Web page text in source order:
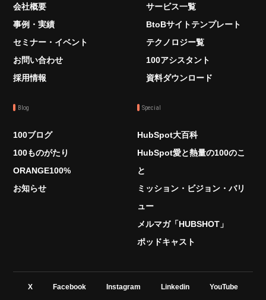
会社概要
事例・実績
セミナー・イベント
お問い合わせ
採用情報
サービス一覧
BtoBサイトテンプレート
テクノロジー覧
100アシスタント
資料ダウンロード
Blog
100ブログ
100ものがたり
ORANGE100%
お知らせ
Special
HubSpot大百科
HubSpot愛と熱量の100のこ
と
ミッション・ビジョン・バリ
ュー
メルマガ「HUBSHOT」
ポッドキャスト
X Facebook Instagram Linkedin YouTube